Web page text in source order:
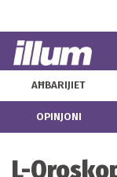
AĦBARIJIET
OPINJONI
L-